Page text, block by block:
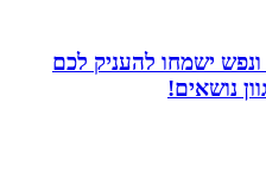
ישמחו להעניק לכם